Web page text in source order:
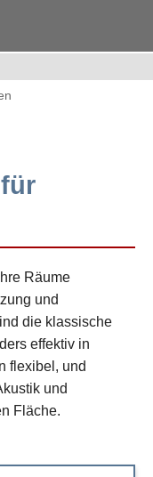
Räume
und
die klassische
effektiv in
flexibel, und
und
Fläche.